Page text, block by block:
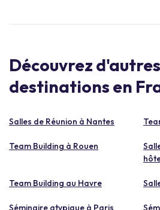
Découvrez d'autres
destinations en
Salles de Réunion à Nantes
Team Building à Rouen
Team Building au Havre
Séminaire atypique à Paris